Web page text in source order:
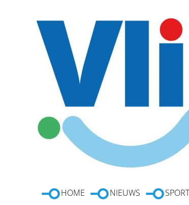
HOME NIEUWS SPORT